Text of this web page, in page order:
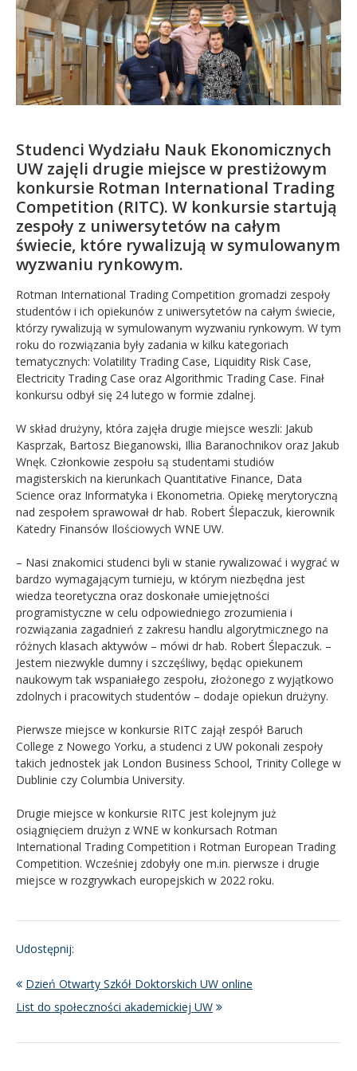
Kandydat
Absolwent
Studenci Wydziału Nauk Ekonomicznych
UW zajęli drugie miejsce w prestiżowym
konkursie Rotman International Trading
Competition (RITC). W konkursie startują
zespoły z uniwersytetów na całym
świecie, które rywalizują w symulowanym
wyzwaniu rynkowym.
Rotman International Trading Competition gromadzi zespoły
studentów i ich opiekunów z uniwersytetów na całym świecie,
którzy rywalizują w symulowanym wyzwaniu rynkowym. W tym
roku do rozwiązania były zadania w kilku kategoriach
tematycznych: Volatility Trading Case, Liquidity Risk Case,
Electricity Trading Case oraz Algorithmic Trading Case. Finał
konkursu odbył się 24 lutego w formie zdalnej.
W skład drużyny, która zajęła drugie miejsce weszli: Jakub
Kasprzak, Bartosz Bieganowski, Illia Baranochnikov oraz Jakub
Wnęk. Członkowie zespołu są studentami studiów
magisterskich na kierunkach Quantitative Finance, Data
Science oraz Informatyka i Ekonometria. Opiekę merytoryczną
nad zespołem sprawował dr hab. Robert Ślepaczuk, kierownik
Katedry Finansów Ilościowych WNE UW.
– Nasi znakomici studenci byli w stanie rywalizować i wygrać w
bardzo wymagającym turnieju, w którym niezbędna jest
wiedza teoretyczna oraz doskonałe umiejętności
programistyczne w celu odpowiedniego zrozumienia i
rozwiązania zagadnień z zakresu handlu algorytmicznego na
różnych klasach aktywów – mówi dr hab. Robert Ślepaczuk. –
Jestem niezwykle dumny i szczęśliwy, będąc opiekunem
naukowym tak wspaniałego zespołu, złożonego z wyjątkowo
zdolnych i pracowitych studentów – dodaje opiekun drużyny.
Pierwsze miejsce w konkursie RITC zajął zespół Baruch
College z Nowego Yorku, a studenci z UW pokonali zespoły
takich jednostek jak London Business School, Trinity College w
Dublinie czy Columbia University.
Drugie miejsce w konkursie RITC jest kolejnym już
osiągnięciem drużyn z WNE w konkursach Rotman
International Trading Competition i Rotman European Trading
Competition. Wcześniej zdobyły one m.in. pierwsze i drugie
miejsce w rozgrywkach europejskich w 2022 roku.
Udostępnij:
Dzień Otwarty Szkół Doktorskich UW online
List do społeczności akademickiej UW